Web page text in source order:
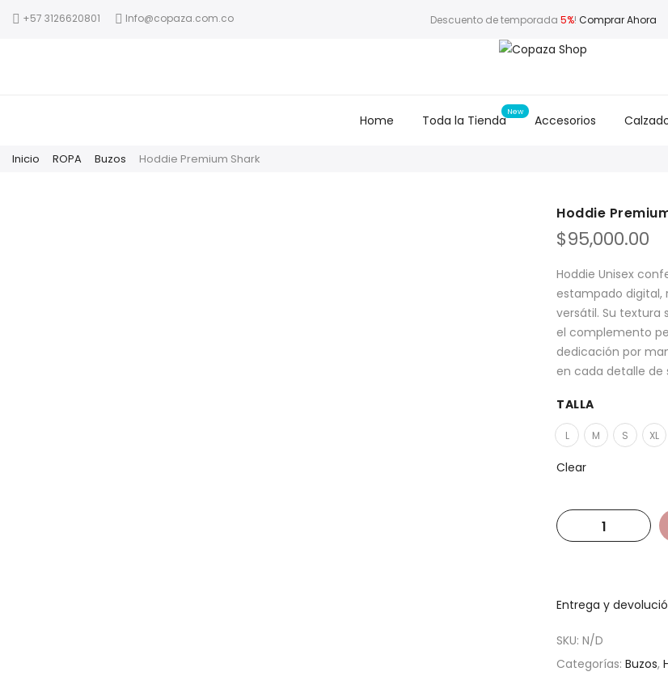
+57 3126620801 Info@copaza.com.co Descuento de temporada 5%! Comprar Ahora
Home Toda la Tienda Accesorios
Inicio ROPA Buzos Hoddie Premium Shark
Hoddie
$95,000.00
Hoddie Unisex
estampado digital,
versátil. Su textura
el complemento
dedicación por
en cada detalle de
TALLA
L M S XL
Clear
Entrega y
SKU: N/D
Categorías: Buzos,